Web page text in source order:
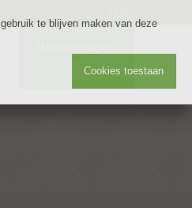
te blijven maken van deze
Cookies toestaan